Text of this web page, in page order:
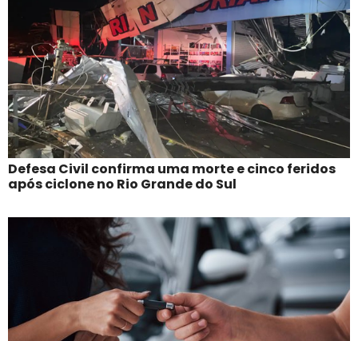
Defesa Civil confirma uma morte e cinco feridos
após ciclone no Rio Grande do Sul